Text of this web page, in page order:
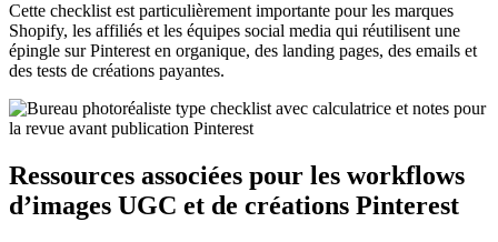
Cette checklist est particulièrement importante pour les marques
Shopify, les affiliés et les équipes social media qui réutilisent une
épingle sur Pinterest en organique, des landing pages, des emails et
des tests de créations payantes.
Ressources associées pour les workflows
d’images UGC et de créations Pinterest